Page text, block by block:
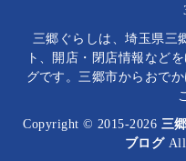
三郷ぐらしは、埼玉県三
ト、開店・閉店情報など
グです。三郷市からおで
Copyright © 2015-2026 三
ブログAll